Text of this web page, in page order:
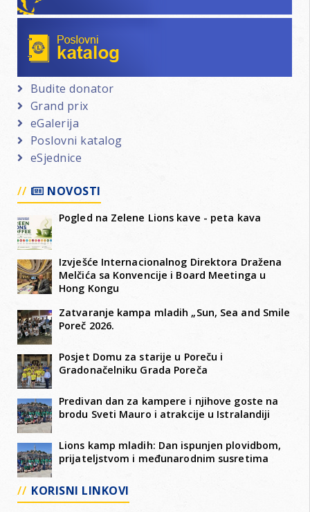
Budite donator
Grand prix
eGalerija
Poslovni katalog
eSjednice
NOVOSTI
Pogled na Zelene Lions kave - peta kava
Izvješće Internacionalnog Direktora Dražena
Melčića sa Konvencije i Board Meetinga u
Hong Kongu
Zatvaranje kampa mladih „Sun, Sea and Smile
Poreč 2026.
Posjet Domu za starije u Poreču i
Gradonačelniku Grada Poreča
Predivan dan za kampere i njihove goste na
brodu Sveti Mauro i atrakcije u Istralandiji
Lions kamp mladih: Dan ispunjen plovidbom,
prijateljstvom i međunarodnim susretima
KORISNI LINKOVI